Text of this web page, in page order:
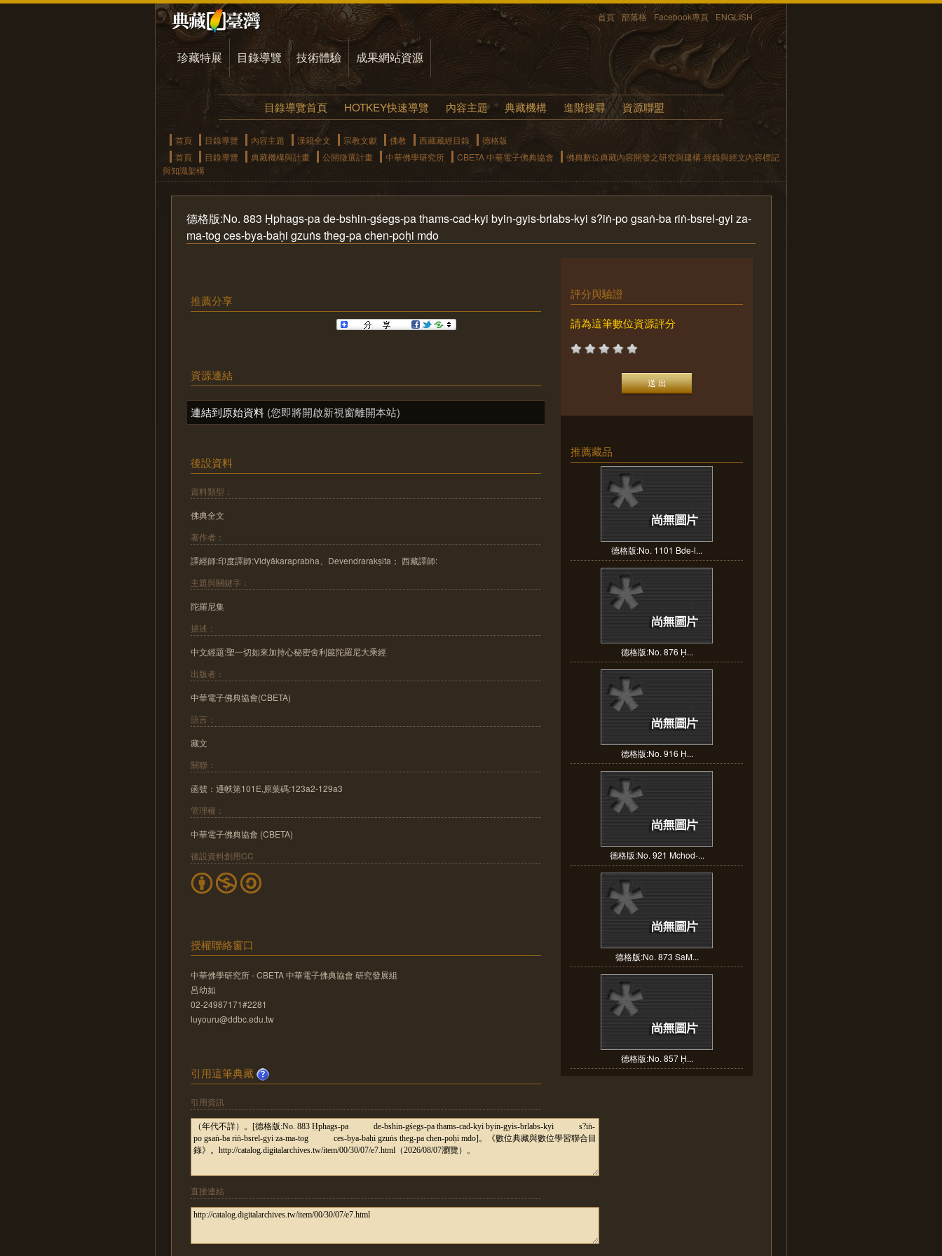
首頁 部落格 Facebook專頁 ENGLISH
珍藏特展 目錄導覽 技術體驗 成果網站資源
目錄導覽首頁 HOTKEY快速導覽 內容主題 典藏機構 進階搜尋 資源聯盟
首頁 目錄導覽 內容主題 漢籍全文 宗教文獻 佛教 西藏藏經目錄
德格版
首頁
目錄導覽 典藏機構與計畫 公開徵選計畫 中華佛學研究所 CBETA 中華電子佛典協會
佛典數位典藏內容開發之研究與建構-經錄與經文內容標記
與知識架構
德格版:No. 883 Ḥphags-pa de-bshin-gśegs-pa thams-cad-kyi byin-gyis-brlabs-kyi s?iṅ-po gsaṅ-ba riṅ-bsrel-gyi za-
ma-tog ces-bya-baḥi gzuṅs theg-pa chen-poḥi mdo
推薦分享
資源連結
連結到原始資料 (您即將開啟新視窗離開本站)
後設資料
資料類型：
佛典全文
著作者：
譯經師:印度譯師:Vidyākaraprabha、Devendrarakṣita； 西藏譯師:
主題與關鍵字：
陀羅尼集
描述：
中文經題:聖一切如來加持心秘密舍利篋陀羅尼大乘經
出版者：
中華電子佛典協會(CBETA)
語言：
藏文
關聯：
函號：通帙第101E,原葉碼:123a2-129a3
管理權：
中華電子佛典協會 (CBETA)
後設資料創用CC
授權聯絡窗口
中華佛學研究所 - CBETA 中華電子佛典協會 研究發展組
呂幼如
02-24987171#2281
luyouru@ddbc.edu.tw
引用這筆典藏
引用資訊
直接連結
評分與驗證
請為這筆數位資源評分
推薦藏品
德格版:No. 1101 Bde-l...
德格版:No. 876 Ḥ...
德格版:No. 916 Ḥ...
德格版:No. 921 Mchod-...
德格版:No. 873 SaM...
德格版:No. 857 Ḥ...